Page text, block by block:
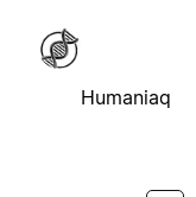
Humaniaq